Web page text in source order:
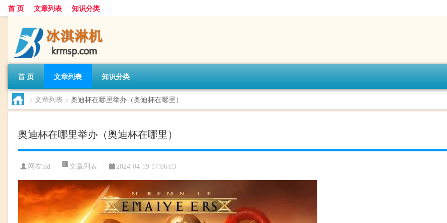
首 页 文章列表 知识分类
首 页 文章列表 知识分类
> 文章列表 > 奥迪杯在哪里举办（奥迪杯在哪里）
奥迪杯在哪里举办（奥迪杯在哪里）
网友:ad 文章列表 2024-04-19 17:06:03